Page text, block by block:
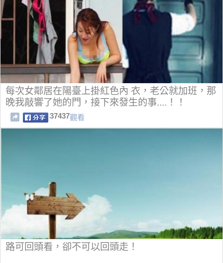
每次女鄰居在陽臺上掛紅色內 衣，老公就加班，那
晚我敲響了她的門，接下來發生的事....！！
37437觀看
路可回頭看，卻不可以回頭走！